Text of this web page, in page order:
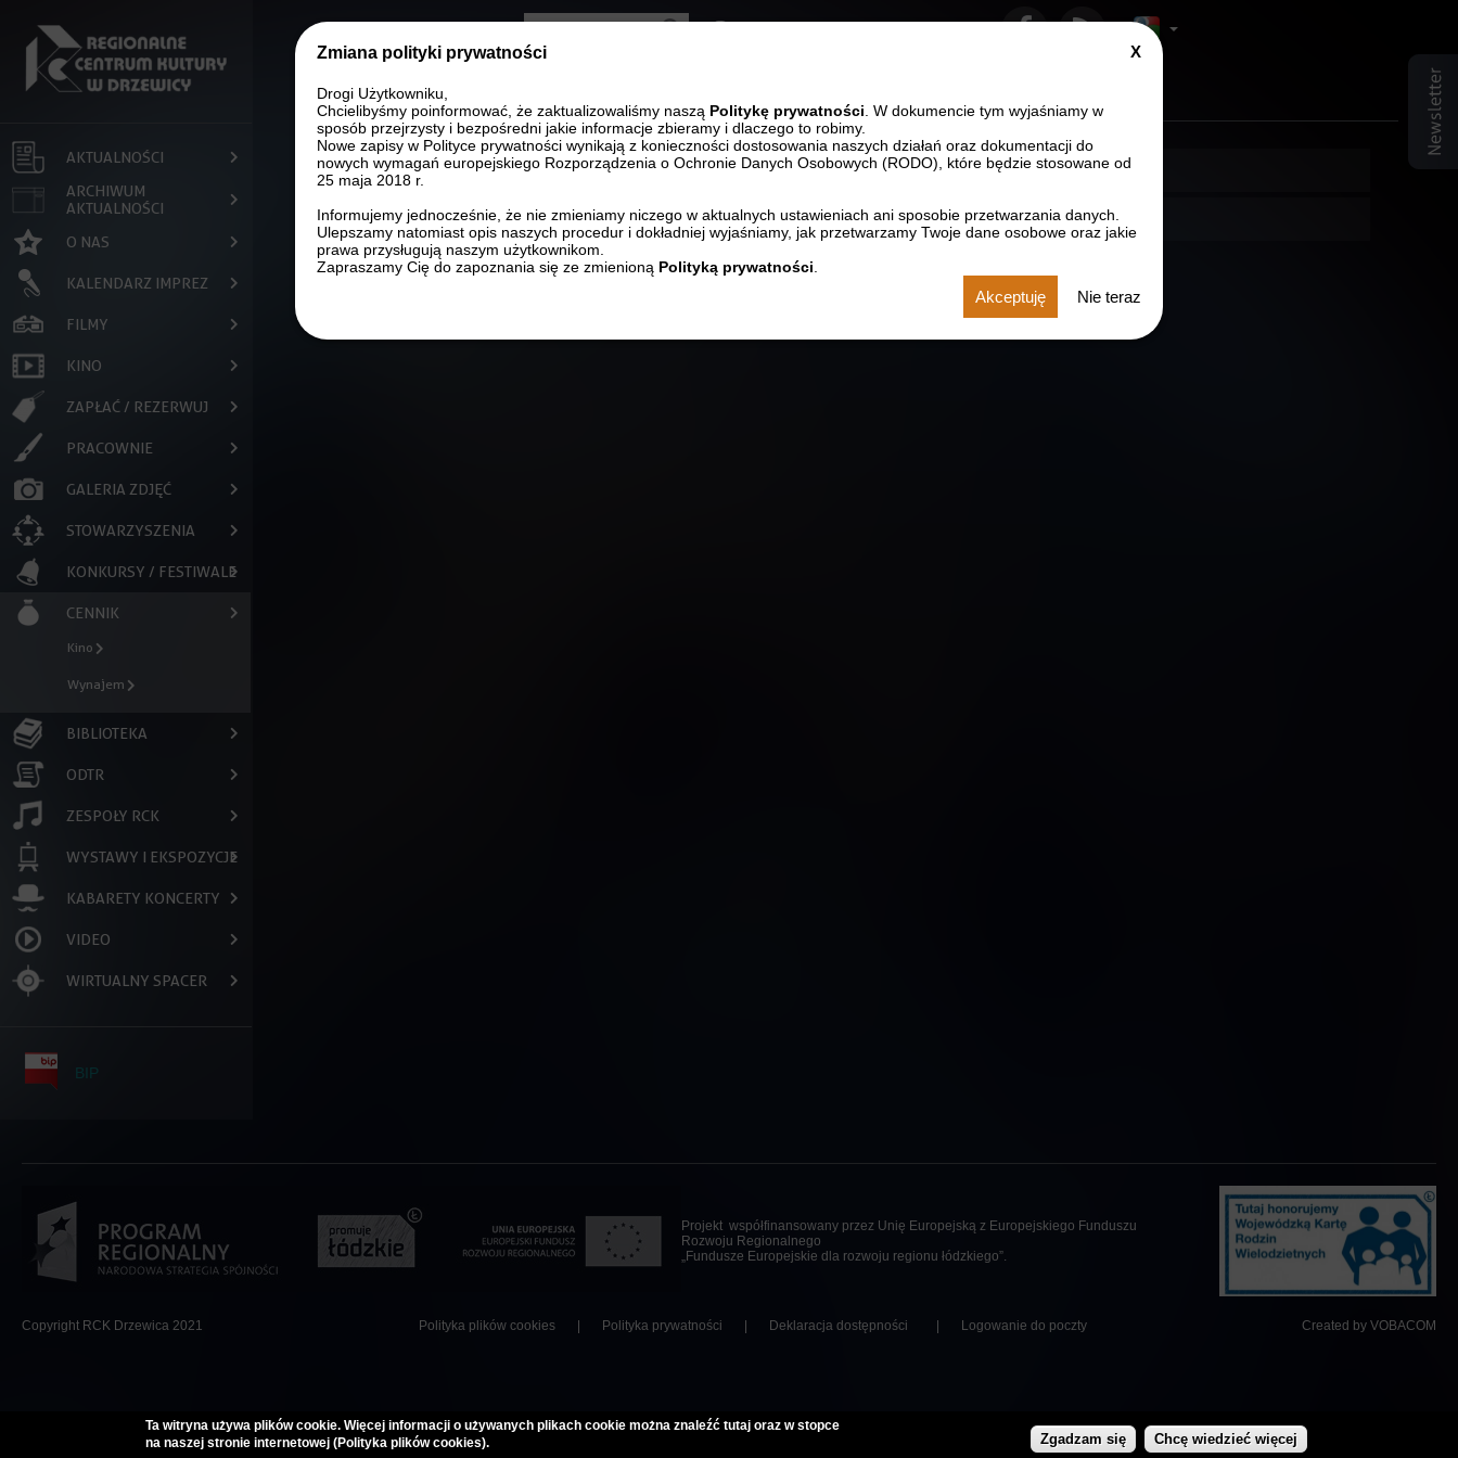
Zmiana polityki prywatności
Drogi Użytkowniku,
Chcielibyśmy poinformować, że zaktualizowaliśmy naszą Politykę prywatności . W dokumencie tym wyjaśniamy w
sposób przejrzysty i bezpośredni jakie informacje zbieramy i dlaczego to robimy.
Nowe zapisy w Polityce prywatności wynikają z konieczności dostosowania naszych działań oraz dokumentacji do
nowych wymagań europejskiego Rozporządzenia o Ochronie Danych Osobowych (RODO), które będzie stosowane od
25 maja 2018 r.
Informujemy jednocześnie, że nie zmieniamy niczego w aktualnych ustawieniach ani sposobie przetwarzania danych.
Ulepszamy natomiast opis naszych procedur i dokładniej wyjaśniamy, jak przetwarzamy Twoje dane osobowe oraz jakie
prawa przysługują naszym użytkownikom.
Zapraszamy Cię do zapoznania się ze zmienioną Polityką prywatności
Akceptuję Nie teraz
Close
AKTUALNOŚCI
ARCHIWUM
AKTUALNOŚCI
O NAS
KALENDARZ IMPREZ
FILMY
KINO
ZAPŁAĆ / REZERWUJ
PRACOWNIE
GALERIA ZDJĘĆ
STOWARZYSZENIA
KONKURSY / FESTIWALE
CENNIK
Kino
Wynajem
BIBLIOTEKA
ODTR
ZESPOŁY RCK
WYSTAWY I EKSPOZYCJE
KABARETY KONCERTY
VIDEO
WIRTUALNY SPACER
BIP
Kino
Wynajem
Projekt współfinansowany przez Unię Europejską z Europejskiego Funduszu
Rozwoju Regionalnego
„Fundusze Europejskie dla rozwoju regionu łódzkiego”.
Copyright RCK Drzewica 2021 Polityka plików cookies Polityka prywatności Deklaracja dostępności Logowanie do poczty Created by VOBACOM
Ta witryna używa plików cookie. Więcej informacji o używanych plikach cookie można znaleźćtutaj oraz w stopce
na naszej stronie internetowej (Polityka plików cookies).
Zgadzam się Chcę wiedzieć więcej